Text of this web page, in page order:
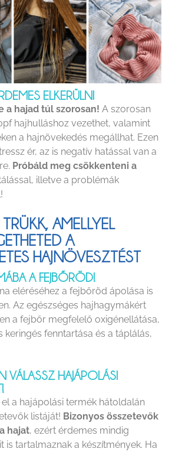
ELKERÜLNI
a hajad túl szorosan! A szorosan
hajhulláshoz vezethet, valamint
a hajnövekedés megállhat. Ezen
ér, az is negatív hatással van a
Próbáld meg csökkenteni a
illetve a problémák
AMELLYEL
A
HAJNÖVESZTÉST
A FEJBŐRÖD!
eléréséhez a fejbőröd ápolása is
Az egészséges hajhagymákért
a fejbőr megfelelő oxigénellátása,
keringés fenntartása és a táplálás,
HAJÁPOLÁSI
a hajápolási termék hátoldalán
listáját! Bizonyos összetevők
hajat, ezért érdemes mindig
is tartalmaznak a készítmények. Ha